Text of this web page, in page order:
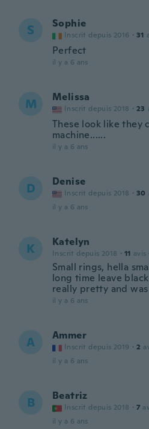
S Sophie
Inscrit depuis 2016 · 31
Perfect
il y a 6 ans
M Melissa
Inscrit depuis 2018 · 23
These look like they
machine......
il y a 6 ans
D Denise
Inscrit depuis 2018 · 30
il y a 6 ans
K Katelyn
Inscrit depuis 2018 · 11 avis
Small rings, hella
long time leave
really pretty and
il y a 6 ans
A Ammer
Inscrit depuis 2019 · 2
il y a 6 ans
B Beatriz
Inscrit depuis 2018 · 7
il y a 6 ans